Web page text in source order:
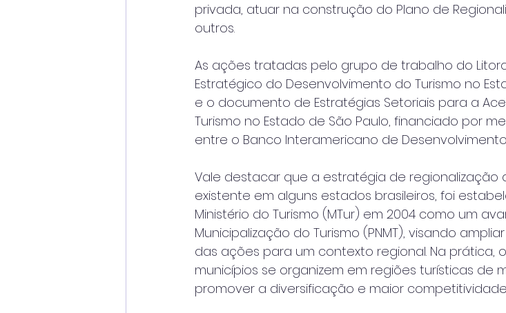
privada, atuar na construção do Plano de
outros.
As ações tratadas pelo grupo de trabalho do
Estratégico do Desenvolvimento do Turismo no
e o documento de Estratégias Setoriais para a
Turismo no Estado de São Paulo, financiado por
entre o Banco Interamericano de Desenvolvimento
Vale destacar que a estratégia de regionalização
existente em alguns estados brasileiros, foi
Ministério do Turismo (MTur) em 2004 como um
Municipalização do Turismo (PNMT), visando
das ações para um contexto regional. Na prática,
municípios se organizem em regiões turísticas de
promover a diversificação e maior